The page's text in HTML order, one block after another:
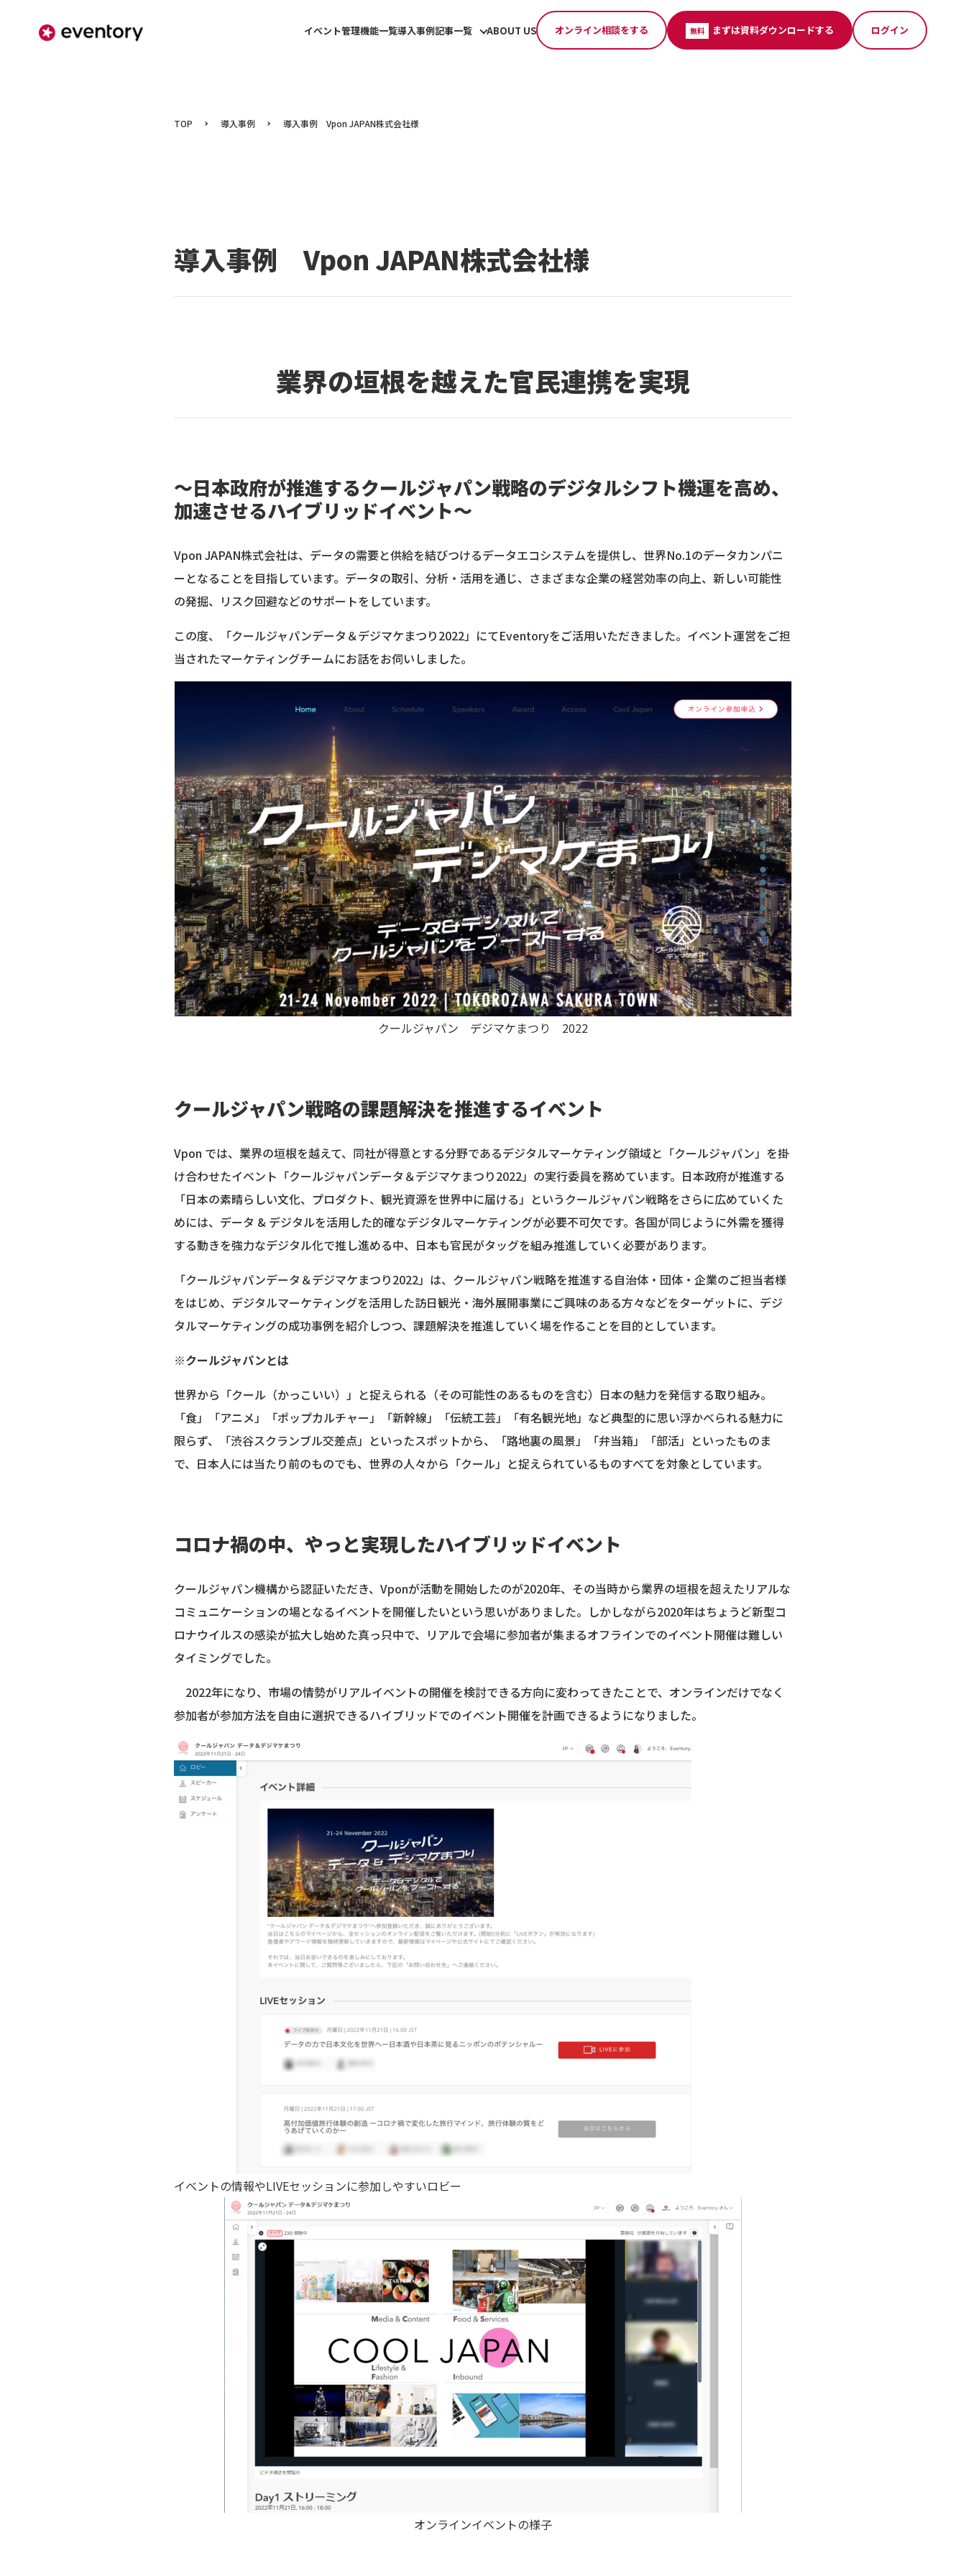
イベント管理機能一覧導入事例記事一覧 ABOUT US オンライン相談をする 無料 まずは資料ダウンロードする ログイン
TOP 導入事例 導入事例 Vpon JAPAN株式会社様
導入事例 Vpon JAPAN株式会社様
業界の垣根を越えた官民連携を実現
～日本政府が推進するクールジャパン戦略のデジタルシフト機運を高め、
加速させるハイブリッドイベント～
Vpon JAPAN株式会社は、データの需要と供給を結びつけるデータエコシステムを提供し、世界No.1のデータカンパニ
ーとなることを目指しています。データの取引、分析・活用を通じ、さまざまな企業の経営効率の向上、新しい可能性
の発掘、リスク回避などのサポートをしています。
この度、「クールジャパンデータ＆デジマケまつり2022」にてEventoryをご活用いただきました。イベント運営をご担
当されたマーケティングチームにお話をお伺いしました。
クールジャパン デジマケまつり 2022
クールジャパン戦略の課題解決を推進するイベント
Vpon では、業界の垣根を越えて、同社が得意とする分野であるデジタルマーケティング領域と「クールジャパン」を掛
け合わせたイベント「クールジャパンデータ＆デジマケまつり2022」の実行委員を務めています。日本政府が推進する
「日本の素晴らしい文化、プロダクト、観光資源を世界中に届ける」というクールジャパン戦略をさらに広めていくた
めには、データ & デジタルを活用した的確なデジタルマーケティングが必要不可欠です。各国が同じように外需を獲得
する動きを強力なデジタル化で推し進める中、日本も官民がタッグを組み推進していく必要があります。
「クールジャパンデータ＆デジマケまつり2022」は、クールジャパン戦略を推進する自治体・団体・企業のご担当者様
をはじめ、デジタルマーケティングを活用した訪日観光・海外展開事業にご興味のある方々などをターゲットに、デジ
タルマーケティングの成功事例を紹介しつつ、課題解決を推進していく場を作ることを目的としています。
※クールジャパンとは
世界から「クール（かっこいい）」と捉えられる（その可能性のあるものを含む）日本の魅力を発信する取り組み。
「食」「アニメ」「ポップカルチャー」「新幹線」「伝統工芸」「有名観光地」など典型的に思い浮かべられる魅力に
限らず、「渋谷スクランブル交差点」といったスポットから、「路地裏の風景」「弁当箱」「部活」といったものま
で、日本人には当たり前のものでも、世界の人々から「クール」と捉えられているものすべてを対象としています。
コロナ禍の中、やっと実現したハイブリッドイベント
クールジャパン機構から認証いただき、Vponが活動を開始したのが2020年、その当時から業界の垣根を超えたリアルな
コミュニケーションの場となるイベントを開催したいという思いがありました。しかしながら2020年はちょうど新型コ
ロナウイルスの感染が拡大し始めた真っ只中で、リアルで会場に参加者が集まるオフラインでのイベント開催は難しい
タイミングでした。
2022年になり、市場の情勢がリアルイベントの開催を検討できる方向に変わってきたことで、オンラインだけでなく
参加者が参加方法を自由に選択できるハイブリッドでのイベント開催を計画できるようになりました。
イベントの情報やLIVEセッションに参加しやすいロビー
オンラインイベントの様子